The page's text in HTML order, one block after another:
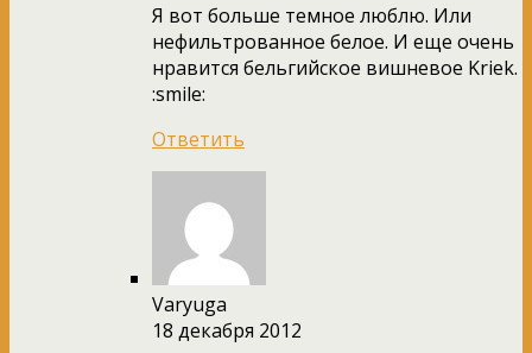
Я вот больше темное люблю. Или
нефильтрованное белое. И еще очень
нравится бельгийское вишневое Kriek.
:smile:
Ответить
Varyuga
18 декабря 2012